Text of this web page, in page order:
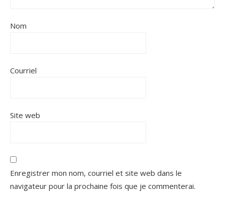
Nom
Courriel
Site web
Enregistrer mon nom, courriel et site web dans le
navigateur pour la prochaine fois que je commenterai.